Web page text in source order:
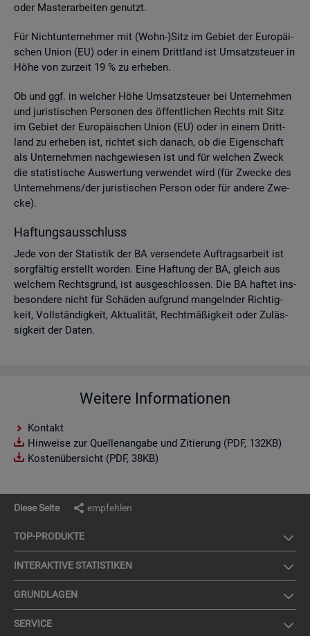
oder Mas­ter­ar­bei­ten ge­nutzt.
Für Nicht­un­ter­neh­mer mit (Wohn-)Sitz im Ge­biet der Eu­ro­päi­
schen Union (EU) oder in einem Dritt­land ist Um­satz­steu­er in
Höhe von zur­zeit 19 % zu er­he­ben.
Ob und ggf. in wel­cher Höhe Um­satz­steu­er bei Un­ter­neh­men
und ju­ris­ti­schen Per­so­nen des öf­fent­li­chen Rechts mit Sitz
im Ge­biet der Eu­ro­päi­schen Union (EU) oder in einem Dritt­
land zu er­he­ben ist, rich­tet sich da­nach, ob die Ei­gen­schaft
als Un­ter­neh­men nach­ge­wie­sen ist und für wel­chen Zweck
die sta­tis­ti­sche Aus­wer­tung ver­wen­det wird (für Zwe­cke des
Un­ter­neh­mens/der ju­ris­ti­schen Per­son oder für an­de­re Zwe­
cke).
Haf­tungs­aus­schluss
Jede von der Sta­tis­tik der BA ver­sen­de­te Auf­trags­ar­beit ist
sorg­fäl­tig er­stellt wor­den. Eine Haf­tung der BA, gleich aus
wel­chem Rechts­grund, ist aus­ge­schlos­sen. Die BA haf­tet ins­
be­son­de­re nicht für Schä­den auf­grund man­geln­der Rich­tig­
keit, Voll­stän­dig­keit, Ak­tua­li­tät, Recht­mä­ßig­keit oder Zu­läs­
sig­keit der Daten.
Weitere Informationen
Kontakt
Hinweise zur Quellenangabe und Zitierung (PDF, 132KB)
Kostenübersicht (PDF, 38KB)
Diese Seite empfehlen
TOP-PRO­DUK­TE
IN­TER­AK­TI­VE STA­TIS­TI­KEN
GRUND­LA­GEN
SER­VICE